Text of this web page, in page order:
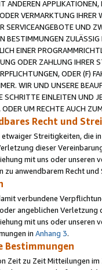
ANDEREN
VERMARKTUNG IHRER
SERVICEANGEBOTE UND
BESTIMMUNGEN
EINER
ODER ZAHLUNG IHRER
ODER (F)
WIR UND UNSERE
SCHRITTE EINLEITEN UND
ODER UM RECHTE AUCH
Recht und
etwaiger Streitigkeiten, die
dieser
mit uns oder unseren
zu anwendbarem Recht
verbundene
angeblichen Verletzung
mit uns oder unseren
in Anhang 3.
Bestimmungen
Zeit zu Zeit Mitteilungen